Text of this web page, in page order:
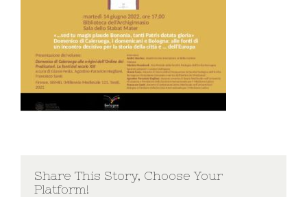
Share This Story, Choose Your
Platform!